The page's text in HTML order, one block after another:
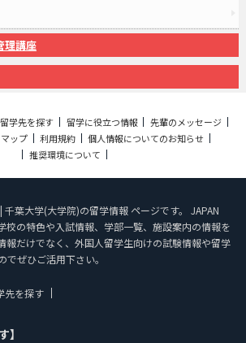
理講座
留学先を探す 留学に役立つ情報
先輩のメッセージ
ップ 利用規約
個人情報についてのお知らせ
推奨環境について
葉大学(大学院)の留学情報 ページです。 JAPAN
校の特色や入試情報、学部一覧、施設案内の情報を
報だけでなく、外国人留学生向けの試験情報や留学
ぜひご活用下さい。
先を探す
】